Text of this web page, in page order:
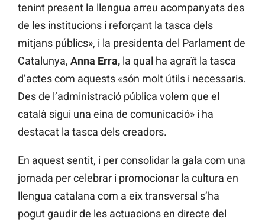
tenint present la llengua arreu acompanyats des
de les institucions i reforçant la tasca dels
mitjans públics», i la presidenta del Parlament de
Catalunya, Anna Erra, la qual ha agraït la tasca
d’actes com aquests «són molt útils i necessaris.
Des de l’administració pública volem que el
català sigui una eina de comunicació» i ha
destacat la tasca dels creadors.
En aquest sentit, i per consolidar la gala com una
jornada per celebrar i promocionar la cultura en
llengua catalana com a eix transversal s’ha
pogut gaudir de les actuacions en directe del